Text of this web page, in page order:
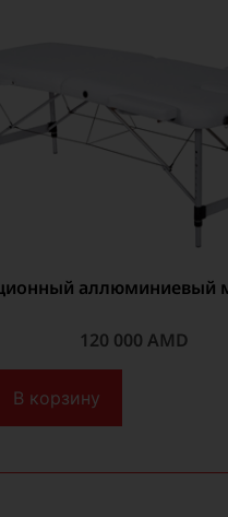
аллюминиевый
120 000 AMD
В корзину